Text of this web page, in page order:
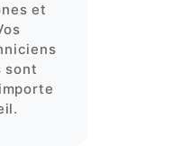
et
sont